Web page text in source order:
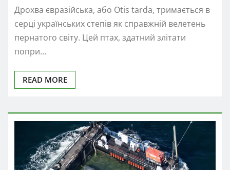
Дрохва євразійська, або Otis tarda, тримається в
серці українських степів як справжній велетень
пернатого світу. Цей птах, здатний злітати
попри…
READ MORE